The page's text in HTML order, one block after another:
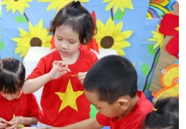
phòng bệnh